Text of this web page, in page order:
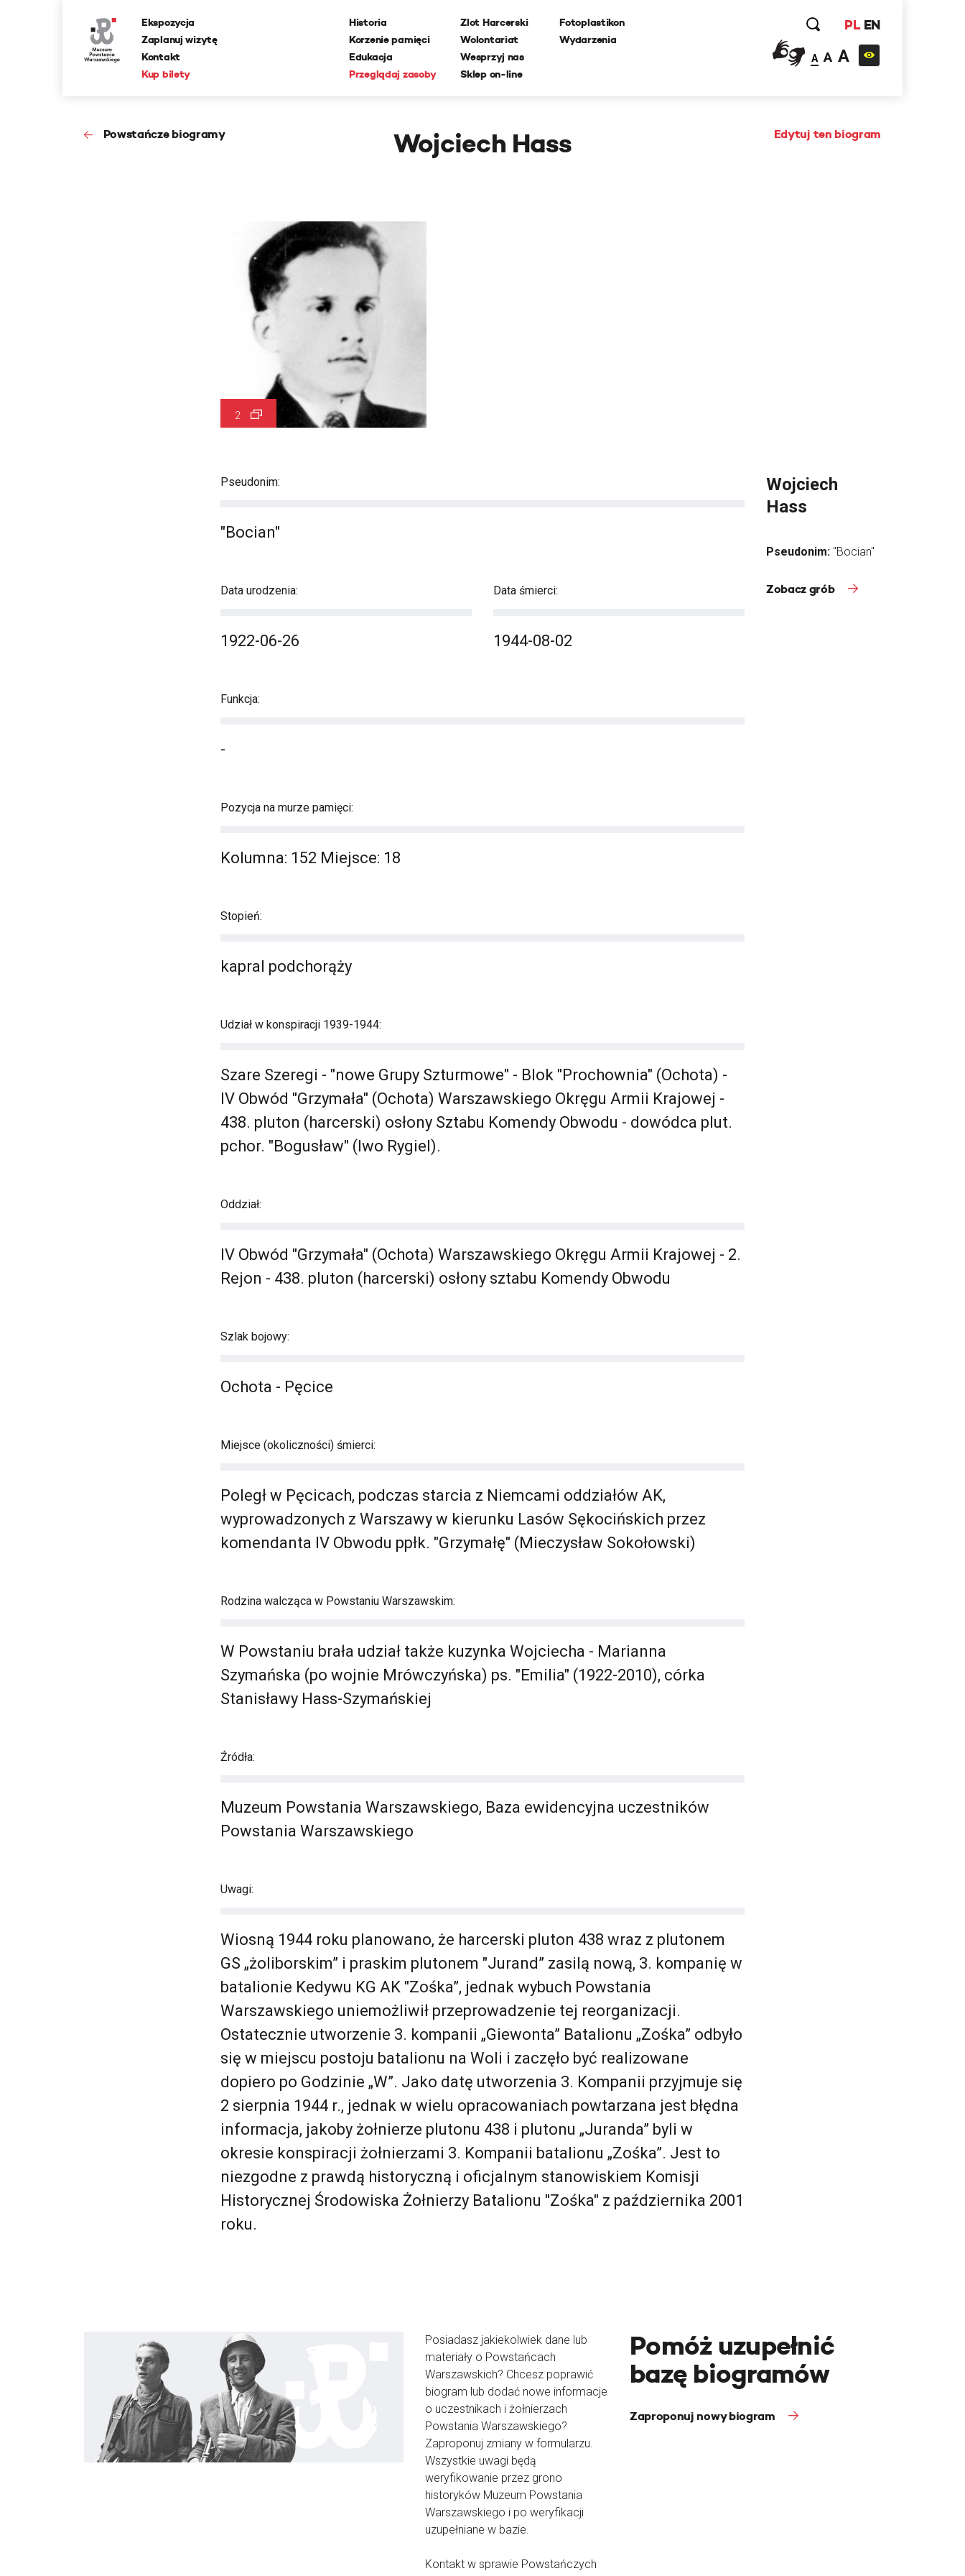
Ekspozycja
Zaplanuj wizytę
Kontakt
Kup bilety
Historia
Korzenie pamięci
Edukacja
Przeglądaj zasoby
Zlot Harcerski
Wolontariat
Wesprzyj nas
Sklep on-line
Fotoplastikon
Wydarzenia
PL EN
A A A
Powstańcze biogramy Edytuj ten biogram
Wojciech Hass
2
Pseudonim:
"Bocian"
Data urodzenia:
1922-06-26
Data śmierci:
1944-08-02
Funkcja:
-
Pozycja na murze pamięci:
Kolumna: 152 Miejsce: 18
Stopień:
kapral podchorąży
Udział w konspiracji 1939-1944:
Szare Szeregi - "nowe Grupy Szturmowe" - Blok "Prochownia" (Ochota) -
IV Obwód "Grzymała" (Ochota) Warszawskiego Okręgu Armii Krajowej -
438. pluton (harcerski) osłony Sztabu Komendy Obwodu - dowódca plut.
pchor. "Bogusław" (Iwo Rygiel).
Oddział:
IV Obwód "Grzymała" (Ochota) Warszawskiego Okręgu Armii Krajowej - 2.
Rejon - 438. pluton (harcerski) osłony sztabu Komendy Obwodu
Szlak bojowy:
Ochota - Pęcice
Miejsce (okoliczności) śmierci:
Poległ w Pęcicach, podczas starcia z Niemcami oddziałów AK,
wyprowadzonych z Warszawy w kierunku Lasów Sękocińskich przez
komendanta IV Obwodu ppłk. "Grzymałę" (Mieczysław Sokołowski)
Rodzina walcząca w Powstaniu Warszawskim:
W Powstaniu brała udział także kuzynka Wojciecha - Marianna
Szymańska (po wojnie Mrówczyńska) ps. "Emilia" (1922-2010), córka
Stanisławy Hass-Szymańskiej
Źródła:
Muzeum Powstania Warszawskiego, Baza ewidencyjna uczestników
Powstania Warszawskiego
Uwagi:
Wiosną 1944 roku planowano, że harcerski pluton 438 wraz z plutonem
GS „żoliborskim” i praskim plutonem "Jurand” zasilą nową, 3. kompanię w
batalionie Kedywu KG AK "Zośka”, jednak wybuch Powstania
Warszawskiego uniemożliwił przeprowadzenie tej reorganizacji.
Ostatecznie utworzenie 3. kompanii „Giewonta” Batalionu „Zośka” odbyło
się w miejscu postoju batalionu na Woli i zaczęło być realizowane
dopiero po Godzinie „W”. Jako datę utworzenia 3. Kompanii przyjmuje się
2 sierpnia 1944 r., jednak w wielu opracowaniach powtarzana jest błędna
informacja, jakoby żołnierze plutonu 438 i plutonu „Juranda” byli w
okresie konspiracji żołnierzami 3. Kompanii batalionu „Zośka”. Jest to
niezgodne z prawdą historyczną i oficjalnym stanowiskiem Komisji
Historycznej Środowiska Żołnierzy Batalionu "Zośka" z października 2001
roku.
Wojciech
Hass
Pseudonim: "Bocian"
Zobacz grób
Posiadasz jakiekolwiek dane lub
materiały o Powstańcach
Warszawskich? Chcesz poprawić
biogram lub dodać nowe informacje
o uczestnikach i żołnierzach
Powstania Warszawskiego?
Zaproponuj zmiany w formularzu.
Wszystkie uwagi będą
weryfikowanie przez grono
historyków Muzeum Powstania
Warszawskiego i po weryfikacji
uzupełniane w bazie.
Kontakt w sprawie Powstańczych
Pomóż uzupełnić
bazę biogramów
Zaproponuj nowy biogram